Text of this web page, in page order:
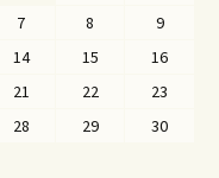
7 8
9
14 15
16
21 22
23
28 29
30